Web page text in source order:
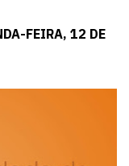
FEIRA, 12 DE